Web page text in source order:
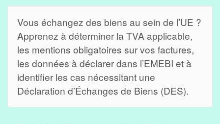
Vous échangez des biens au sein de l’UE ?
Apprenez à déterminer la TVA applicable,
les mentions obligatoires sur vos factures,
les données à déclarer dans l’EMEBI et à
identifier les cas nécessitant une
Déclaration d’Échanges de Biens (DES).